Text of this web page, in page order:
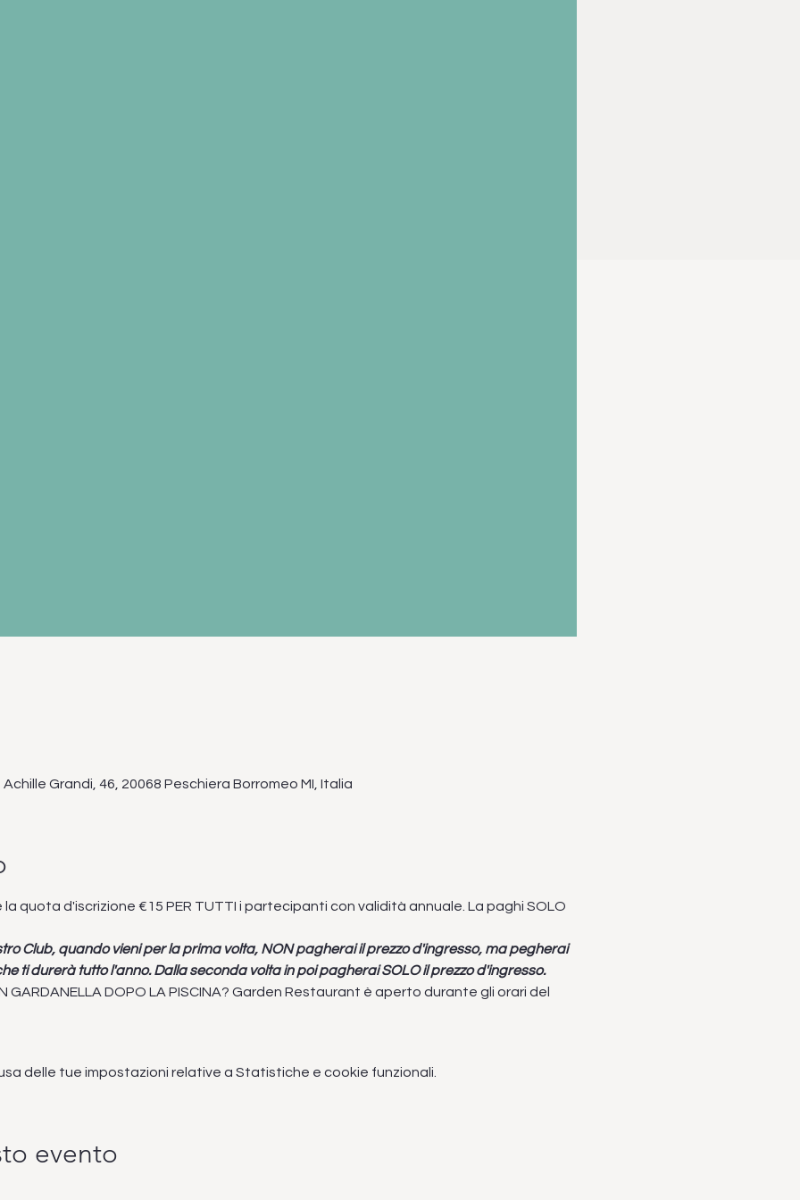
Grandi, 46, 20068 Peschiera Borromeo MI, Italia
quota d'iscrizione €15 PER TUTTI i partecipanti con validità annuale. La paghi SOLO
Club, quando vieni per la prima volta, NON pagherai il prezzo d'ingresso, ma pegherai
ti durerà tutto l'anno. Dalla seconda volta in poi pagherai SOLO il prezzo d'ingresso.
GARDANELLA DOPO LA PISCINA? Garden Restaurant è aperto durante gli orari del
delle tue impostazioni relative a Statistiche e cookie funzionali.
evento